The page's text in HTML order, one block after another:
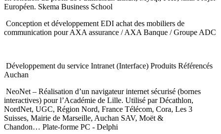
Européen. Skema Business School
Conception et développement EDI achat des mobiliers de
communication pour AXA assurance / AXA Banque / Groupe ADC
Développement du service Intranet (Interface) Produits Référencés
Auchan
NeoNet – Réalisation d’un navigateur internet sécurisé (bornes
interactives) pour l’Académie de Lille. Utilisé par Décathlon,
NordNet, UGC, Région Nord, France Télécom, Cora, Les 3
Suisses, Mairie de Marseille, Auchan SAV, Moët &
Chandon… Plate-forme PC - Delphi